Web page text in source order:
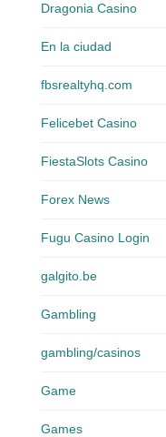
Dragonia Casino
En la ciudad
fbsrealtyhq.com
Felicebet Casino
FiestaSlots Casino
Forex News
Fugu Casino Login
galgito.be
Gambling
gambling/casinos
Game
Games